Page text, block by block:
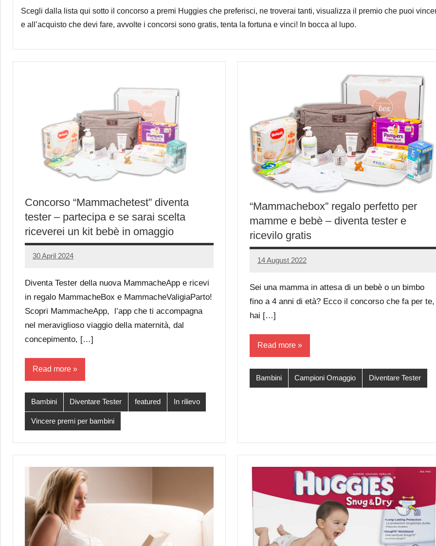
Scegli dalla lista qui sotto il concorso a premi Huggies che preferisci, ne troverai tanti, visualizza il premio che puoi
e all’acquisto che devi fare, avvolte i concorsi sono gratis, tenta la fortuna e vinci! In bocca al lupo.
Concorso “Mammachetest” diventa
tester – partecipa e se sarai scelta
riceverei un kit bebè in omaggio
30 April 2024
Luca
No
Diventa Tester della nuova MammacheApp e ricevi
in regalo MammacheBox e MammacheValigiaParto!
Scopri MammacheApp, l’app che ti accompagna
nel meraviglioso viaggio della maternità, dal
concepimento, […]
Read more
Bambini Diventare Tester featured In rilievo
Vincere premi per bambini
“Mammachebox” regalo perfetto per
mamme e bebè – diventa tester e
ricevilo gratis
14 August 2022
Luca
No
Sei una mamma in attesa di un bebè o un bimbo
fino a 4 anni di età? Ecco il concorso che fa per te,
hai […]
Read more
Bambini Campioni Omaggio Diventare Tester